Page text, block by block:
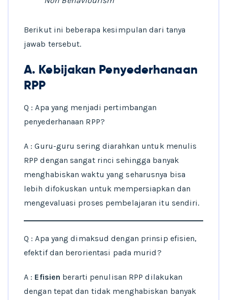
Berikut ini beberapa kesimpulan dari tanya
jawab tersebut.
A. Kebijakan Penyederhanaan
RPP
Q : Apa yang menjadi pertimbangan
penyederhanaan RPP?
A : Guru-guru sering diarahkan untuk menulis
RPP dengan sangat rinci sehingga banyak
menghabiskan waktu yang seharusnya bisa
lebih difokuskan untuk mempersiapkan dan
mengevaluasi proses pembelajaran itu sendiri.
Q : Apa yang dimaksud dengan prinsip efisien,
efektif dan berorientasi pada murid?
A : Efisien berarti penulisan RPP dilakukan
dengan tepat dan tidak menghabiskan banyak